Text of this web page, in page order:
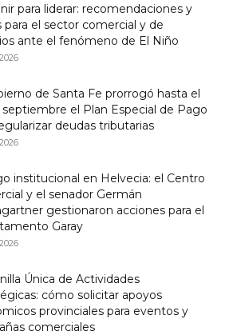
para liderar: recomendaciones y
para el sector comercial y de
ante el fenómeno de El Niño
de Santa Fe prorrogó hasta el
el Plan Especial de Pago
deudas tributarias
institucional en Helvecia: el Centro
y el senador Germán
gestionaron acciones para el
Garay
Única de Actividades
cómo solicitar apoyos
provinciales para eventos y
comerciales